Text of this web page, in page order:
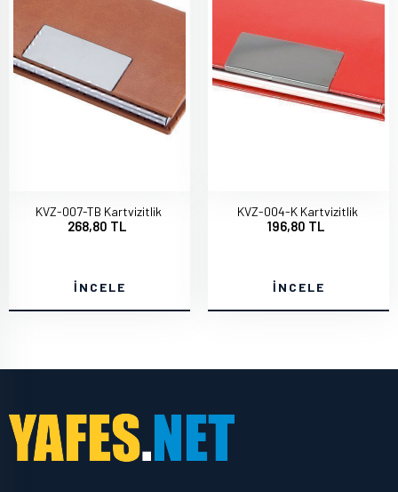
KVZ-007-TB Kartvizitlik
268,80 TL
İNCELE
KVZ-004-K Kartvizitlik
196,80 TL
İNCELE